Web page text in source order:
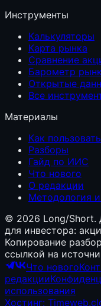
Инструменты
Калькуляторы
Карта рынка
Сравнение
Барометр
Открытые
Все
Материалы
Как
Разборы
Гайд по ИИС
Что нового
О редакции
Методология
© 2026 Long/Short.
для инвестора:
Копирование
ссылкой на
Что нового
редакции
использования
Хостинг: